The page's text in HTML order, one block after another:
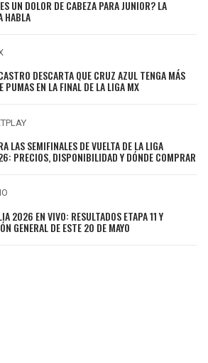
UN DOLOR DE CABEZA PARA JUNIOR? LA
HABLA
DESCARTA QUE CRUZ AZUL TENGA MÁS
PUMAS EN LA FINAL DE LA LIGA MX
LAS SEMIFINALES DE VUELTA DE LA LIGA
PRECIOS, DISPONIBILIDAD Y DÓNDE COMPRAR
2026 EN VIVO: RESULTADOS ETAPA 11 Y
GENERAL DE ESTE 20 DE MAYO